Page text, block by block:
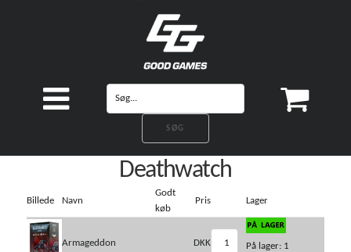
Deathwatch
Billede Navn
Godt
køb
Pris Lager
Armageddon
DKK
På lager: 1